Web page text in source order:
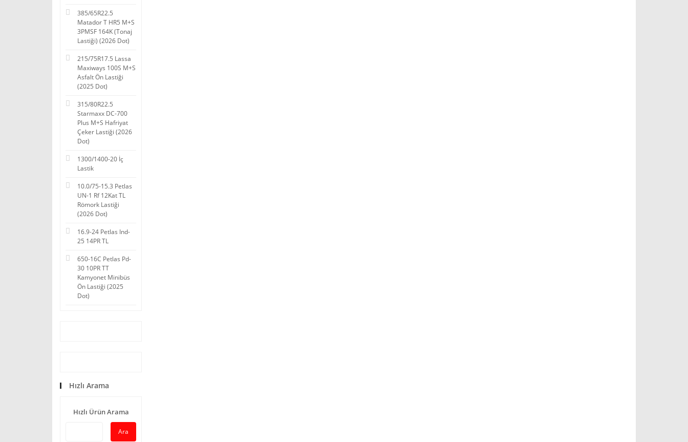
385/65R22.5
Matador T HR5 M+S
3PMSF 164K (Tonaj
Lastiği) (2026 Dot)
215/75R17.5 Lassa
Maxiways 100S M+S
Asfalt Ön Lastiği
(2025 Dot)
315/80R22.5
Starmaxx DC-700
Plus M+S Hafriyat
Çeker Lastiği (2026
Dot)
1300/1400-20 İç
Lastik
10.0/75-15.3 Petlas
UN-1 Rf 12Kat TL
Römork Lastiği
(2026 Dot)
16.9-24 Petlas Ind-
25 14PR TL
650-16C Petlas Pd-
30 10PR TT
Kamyonet Minibüs
Ön Lastiği (2025
Dot)
Hızlı Arama
Hızlı Ürün Arama
Ara